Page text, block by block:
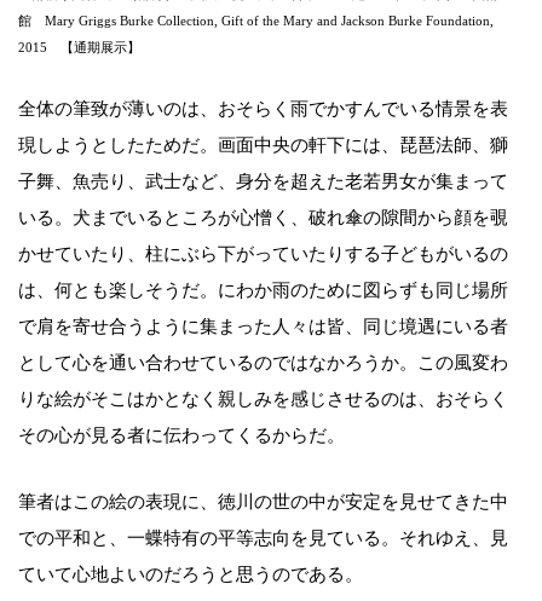
館 Mary Griggs Burke Collection, Gift of the Mary and Jackson Burke Foundation,
2015 【通期展示】
全体の筆致が薄いのは、おそらく雨でかすんでいる情景を表
現しようとしたためだ。画面中央の軒下には、琵琶法師、獅
子舞、魚売り、武士​​など、身分を超えた老若男女が集まって
いる。犬までいるところが心憎く、破れ傘の隙間から顔を覗
かせていたり、柱にぶら下がっていたりする子どもがいるの
は、何とも楽しそうだ。にわか雨のために図らずも同じ場所
で肩を寄せ合うように集まった人々は皆、同じ境遇にいる者
として心を通い合わせているのではなかろうか。この風変わ
りな絵がそこはかとなく親しみを感じさせるのは、おそらく
その心が見る者に伝わってくるからだ。
筆者はこの絵の表現に、徳川の世の中が安定を見せてきた中
での平和と、一蝶特有の平等志向を見ている。それゆえ、見
ていて心地よいのだろうと思うのである。